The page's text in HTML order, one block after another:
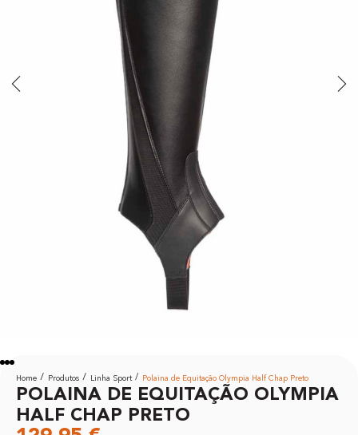
Home Produtos Linha Sport Polaina de Equitação Olympia Half Chap Preto
POLAINA DE EQUITAÇÃO OLYMPIA
HALF CHAP PRETO